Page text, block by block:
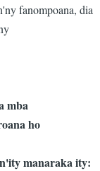
fanompoana, dia
mba
ho
manaraka ity: